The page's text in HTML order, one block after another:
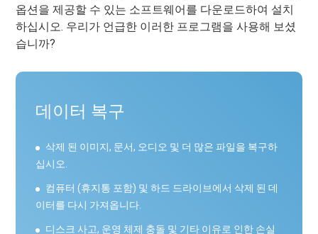
옵션을 제공할 수 있는 소프트웨어를 다운로드하여 설치
하십시오. 우리가 언급한 이러한 프로그램을 사용해 보셨
습니까?
데이터 복구
삭제 된 이미지, 문서, 오디오 및 더 많은 파일을 복구하
십시오.
컴퓨터 (휴지통 포함) 및 하드 드라이브에서 삭제 된 데
이터를 다시 가져옵니다.
디스크 사고, 운영 체제 충돌 및 기타 이유로 인한 손실